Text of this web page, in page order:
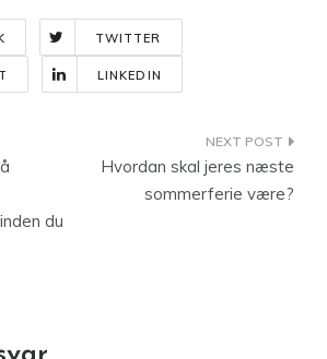
TWITTER
LINKEDIN
du
Hvordan skal jeres næste
sommerferie være?